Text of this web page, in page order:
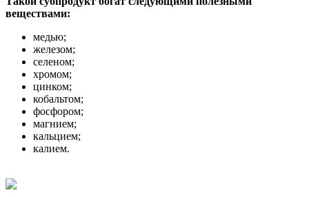
веществами:
медью;
железом;
селеном;
хромом;
цинком;
кобальтом;
фосфором;
магнием;
кальцием;
калием.